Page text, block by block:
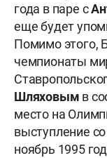
года в паре с
еще будет
Помимо этого,
чемпионаты
Шляховым в
место на
выступление
ноябрь 1995